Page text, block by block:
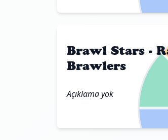
Brawl Stars -
Brawlers
Açıklama yok